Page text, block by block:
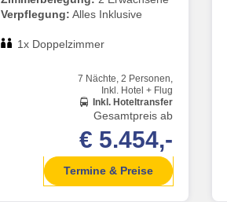
Verpflegung: Alles Inklusive
1x Doppelzimmer
7 Nächte, 2 Personen,
Inkl. Hotel + Flug
Inkl. Hoteltransfer
Gesamtpreis ab
€ 5.454,-
Termine & Preise